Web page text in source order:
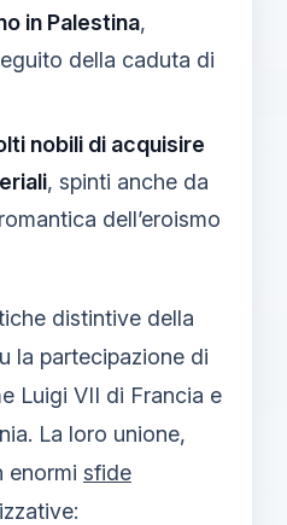
in Palestina,
della caduta di
nobili di acquisire
, spinti anche da
dell’eroismo
distintive della
la partecipazione di
Luigi VII di Francia e
La loro unione,
enormi sfide